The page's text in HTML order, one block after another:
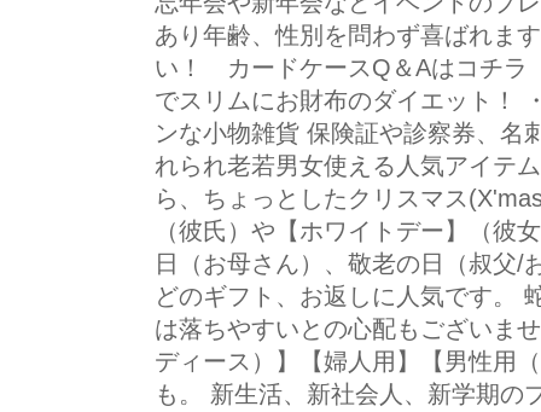
あり年齢、性別を問わず喜ばれま
い！ カードケースQ＆Aはコチラ
でスリムにお財布のダイエット！
ンな小物雑貨 保険証や診察券、名
れられ老若男女使える人気アイテ
ら、ちょっとしたクリスマス
（彼氏）や【ホワイトデー】（彼
日（お母さん）、敬老の日（叔父/
どのギフト、お返しに人気です。
は落ちやすいとの心配もございま
ディース）】【婦人用】【男性用
も。 新生活、新社会人、新学期の